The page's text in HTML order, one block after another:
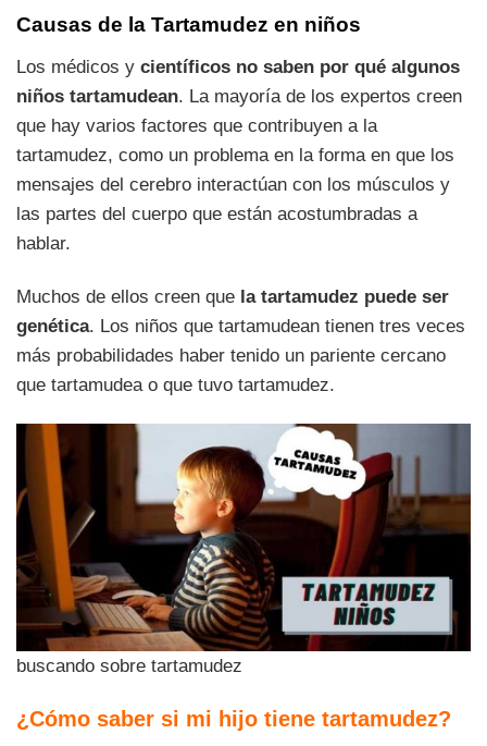
Causas de la Tartamudez en niños
Los médicos y científicos no saben por qué algunos
niños tartamudean. La mayoría de los expertos creen
que hay varios factores que contribuyen a la
tartamudez, como un problema en la forma en que los
mensajes del cerebro interactúan con los músculos y
las partes del cuerpo que están acostumbradas a
hablar.
Muchos de ellos creen que la tartamudez puede ser
genética. Los niños que tartamudean tienen tres veces
más probabilidades haber tenido un pariente cercano
que tartamudea o que tuvo tartamudez.
buscando sobre tartamudez
¿Cómo saber si mi hijo tiene tartamudez?